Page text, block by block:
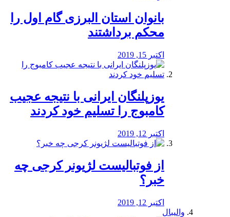
بانوان استان البرزی گام اول را
محكم برداشتند
اکتبر 15, 2019
یوزپلنگان ایرانی با نتیجه عجیب
کامبوج را تسلیم خود کردند
اکتبر 12, 2019
از فوتبالیست لژیونر کرجی چه
خبر؟
اکتبر 12, 2019
والیبال